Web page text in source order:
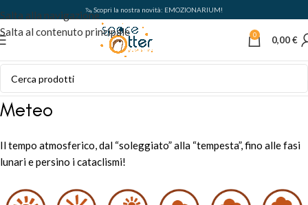
Salta alla navigazione
Salta al contenuto principale
🦦 Scopri la nostra novità: EMOZIONARIUM!
0 0,00€
Meteo
Il tempo atmosferico, dal “soleggiato” alla “tempesta”, fino alle fasi
lunari e persino i cataclismi!